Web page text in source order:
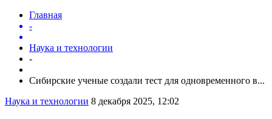
Главная
-
Наука и технологии
-
Сибирские ученые создали тест для одновременного в...
Наука и технологии 8 декабря 2025, 12:02